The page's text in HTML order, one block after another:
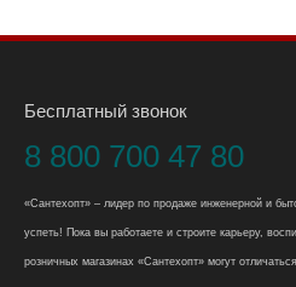
Бесплатный звонок
8 800 700 47 80
«Сантехопт» – лидер по продаже инженерной и
успеть! Пока вы работаете и строите карьеру,
розничных магазинах «Сантехопт» могут